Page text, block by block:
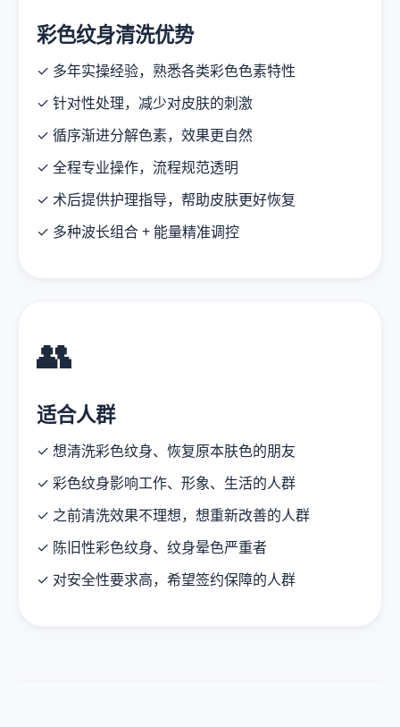
彩色纹身清洗优势
✓ 多年实操经验，熟悉各类彩色色素特性
✓ 针对性处理，减少对皮肤的刺激
✓ 循序渐进分解色素，效果更自然
✓ 全程专业操作，流程规范透明
✓ 术后提供护理指导，帮助皮肤更好恢复
✓ 多种波长组合 + 能量精准调控
👥
适合人群
✓ 想清洗彩色纹身、恢复原本肤色的朋友
✓ 彩色纹身影响工作、形象、生活的人群
✓ 之前清洗效果不理想，想重新改善的人群
✓ 陈旧性彩色纹身、纹身晕色严重者
✓ 对安全性要求高，希望签约保障的人群